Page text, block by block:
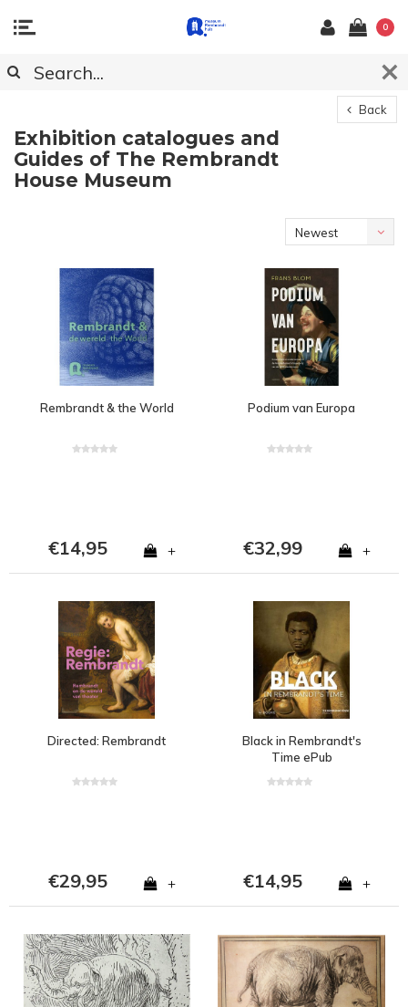
0
Back
Exhibition catalogues and
Guides of The Rembrandt
House Museum
Newest
Rembrandt & the World
€14,95 +
Podium van Europa
€32,99 +
Directed: Rembrandt
€29,95 +
Black in Rembrandt's
Time ePub
€14,95 +